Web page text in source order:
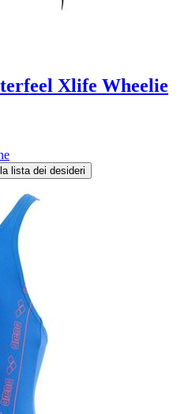
Xlife Wheelie